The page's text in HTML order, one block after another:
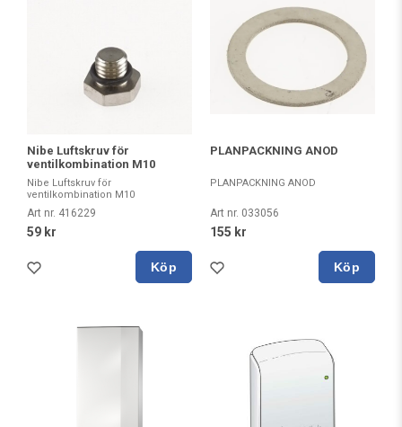
Nibe Luftskruv för
ventilkombination M10
Nibe Luftskruv för
ventilkombination M10
Art nr. 416229
59 kr
Köp
PLANPACKNING ANOD
PLANPACKNING ANOD
Art nr. 033056
155 kr
Köp